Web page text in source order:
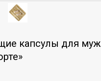
капсулы для